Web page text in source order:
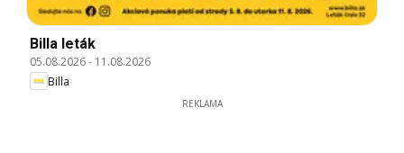
Billa leták
05.08.2026- 11.08.2026
Billa
REKLAMA